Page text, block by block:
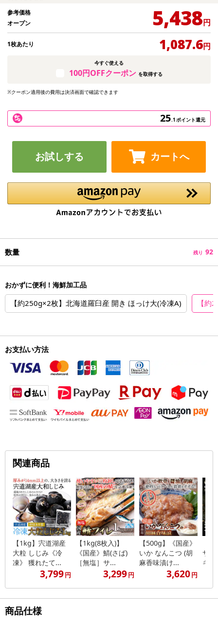
参考価格
オープン
5,438円
1枚あたり 1,087.6円
今すぐ使える
100円OFFクーポン を取得する
※クーポン適用後の費用は決済画面で確認できます
25.1ポイント還元
お試しする カートへ
数量 残り 92
おかずに便利！海鮮加工品
【約250g×2枚】北海道羅臼産 開き ほっけ大(冷凍A) 【約
お支払い方法
関連商品
【1kg】宍道湖産
大粒 しじみ《冷
凍》 獲れたて...
3,799円
【1kg(8枚入)】
《国産》鯖(さば)
［無塩］サ...
3,299円
【500g】《国産》
いか なんこつ (胡
麻香味漬け...
3,620円
サー
キ/
商品仕様